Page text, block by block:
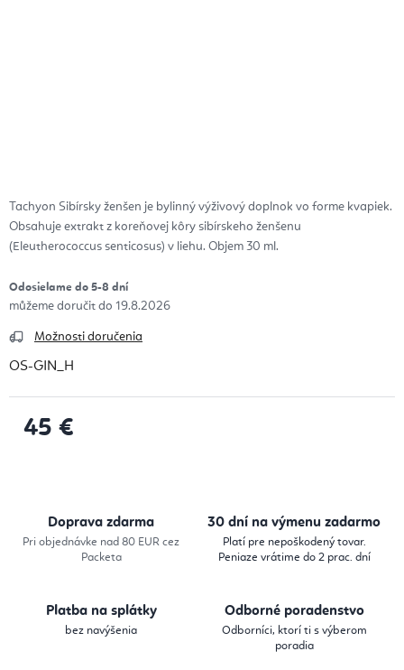
Tachyon Sibírsky ženšen je bylinný výživový doplnok vo forme kvapiek.
Obsahuje extrakt z koreňovej kôry sibírskeho ženšenu
(Eleutherococcus senticosus) v liehu. Objem 30 ml.
Odosielame do 5-8 dní
19.8.2026
Možnosti doručenia
OS-GIN_H
45 €
Doprava zdarma
Pri objednávke nad 80 EUR cez
Packeta
30 dní na výmenu zadarmo
Platí pre nepoškodený tovar.
Peniaze vrátime do 2 prac. dní
Platba na splátky
bez navýšenia
Odborné poradenstvo
Odborníci, ktorí ti s výberom
poradia